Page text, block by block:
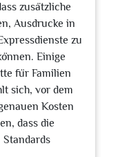
zusätzliche
Ausdrucke in
zu
Einige
für Familien
sich, vor dem
Kosten
dass die